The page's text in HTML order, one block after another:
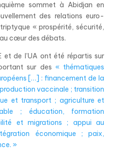
sommet à Abidjan en
des relations euro-
« prospérité, sécurité,
cœur des débats.
et de l’UA ont été répartis sur
sur des « thématiques
[…] : financement de la
vaccinale ; transition
et transport ; agriculture et
; éducation, formation
et migrations ; appui au
économique ; paix,
»